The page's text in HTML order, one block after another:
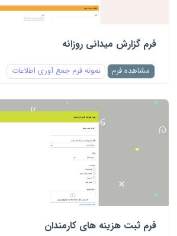
فرم گزارش میدانی روزانه
مشاهده فرم نمونه فرم جمع آوری اطلاعات
فرم ثبت هزینه های کارمندان